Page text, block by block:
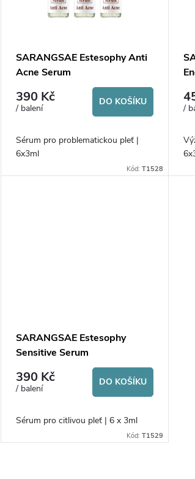
k
u
SARANGSAE Estesophy Anti
Acne Serum
390 Kč
/ balení
DO KOŠÍKU
Sérum pro problematickou pleť |
6x3ml
Kód:T1528
/
SARANGSAE Estesophy
Sensitive Serum
390 Kč
/ balení
DO KOŠÍKU
Sérum pro citlivou pleť | 6 x 3ml
Kód:T1529